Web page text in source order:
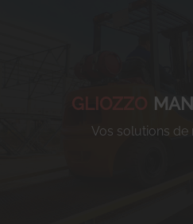
GLIOZZO
Vos solutions de